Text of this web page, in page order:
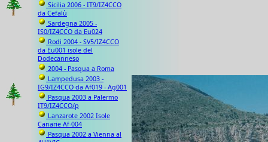
Sicilia 2006 - IT9/IZ4CCO
da Cefalù
Sardegna 2005 -
IS0/IZ4CCO da Eu024
Rodi 2004 - SV5/IZ4CCO
da Eu001 isole del
Dodecanneso
2004 - Pasqua a Roma
Lampedusa 2003 -
IG9/IZ4CCO da Af019 - Ag001
Pasqua 2003 a Palermo
IT9/IZ4CCO/p
Lanzarote 2002 Isole
Canarie Af-004
Pasqua 2002 a Vienna al